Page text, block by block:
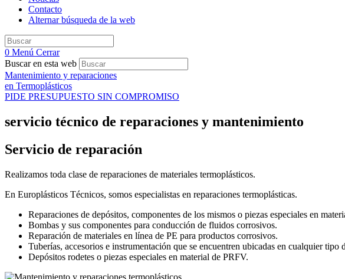
Contacto
Alternar búsqueda de la web
0 Menú Cerrar
Buscar en esta web
Mantenimiento y reparaciones
en Termoplásticos
PIDE PRESUPUESTO SIN COMPROMISO
servicio técnico de reparaciones y mantenimiento
Servicio de reparación
Realizamos toda clase de reparaciones de materiales termoplásticos.
En Europlásticos Técnicos, somos especialistas en reparaciones termoplásticas.
Reparaciones de depósitos, componentes de los mismos o piezas especiales en
Bombas y sus componentes para conducción de fluidos corrosivos.
Reparación de materiales en línea de PE para productos corrosivos.
Tuberías, accesorios e instrumentación que se encuentren ubicadas en cualquier
Depósitos rodetes o piezas especiales en material de PRFV.